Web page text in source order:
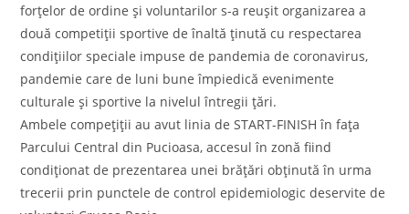
forțelor de ordine și voluntarilor s-a reușit organizarea a
două competiții sportive de înaltă ținută cu respectarea
condițiilor speciale impuse de pandemia de coronavirus,
pandemie care de luni bune împiedică evenimente
culturale și sportive la nivelul întregii țări.
Ambele compețiții au avut linia de START-FINISH în fața
Parcului Central din Pucioasa, accesul în zonă fiind
condiționat de prezentarea unei brățări obținută în urma
trecerii prin punctele de control epidemiologic deservite de